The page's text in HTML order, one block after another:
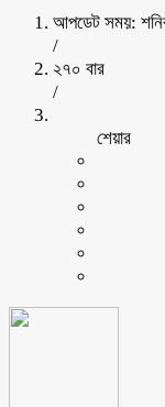
আপডেট সময়:
/
২৭০ বার
/
শেয়ার